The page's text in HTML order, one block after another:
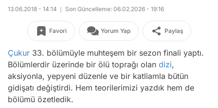
13.06.2018 - 14:14 Son Güncelleme: 06.02.2026 - 19:16
Favori Yorum Yap Paylaş
Çukur 33. bölümüyle muhteşem bir sezon finali yaptı.
Bölümlerdir üzerinde bir ölü toprağı olan dizi,
aksiyonla, yepyeni düzenle ve bir katliamla bütün
gidişatı değiştirdi. Hem teorilerimizi yazdık hem de
bölümü özetledik.